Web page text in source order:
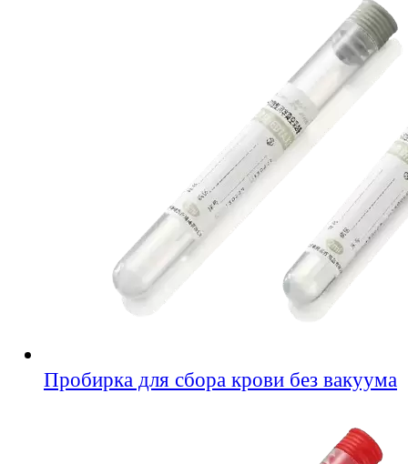
Пробирка для сбора крови без вакуума